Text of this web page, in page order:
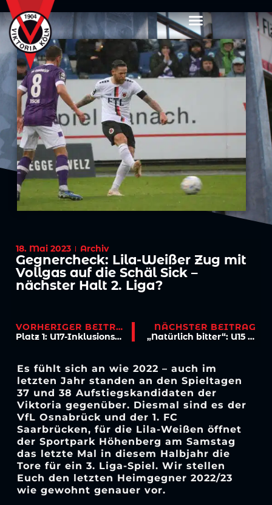
18. Mai 2023 Archiv
Gegnercheck: Lila-Weißer Zug mit
Vollgas auf die Schäl Sick –
nächster Halt 2. Liga?
VORHERIGER BEITRAG
Platz 1: U17-Inklusionsmannschaft bereit für Müngersdorf!
NÄCHSTER BEITRAG
„Natürlich bitter“: U15 holt Silber nach Last-Minute-Tor im FVM-Pokalfinale
Es fühlt sich an wie 2022 – auch im
letzten Jahr standen an den Spieltagen
37 und 38 Aufstiegskandidaten der
Viktoria gegenüber. Diesmal sind es der
VfL Osnabrück und der 1. FC
Saarbrücken, für die Lila-Weißen öffnet
der Sportpark Höhenberg am Samstag
das letzte Mal in diesem Halbjahr die
Tore für ein 3. Liga-Spiel. Wir stellen
Euch den letzten Heimgegner 2022/23
wie gewohnt genauer vor.